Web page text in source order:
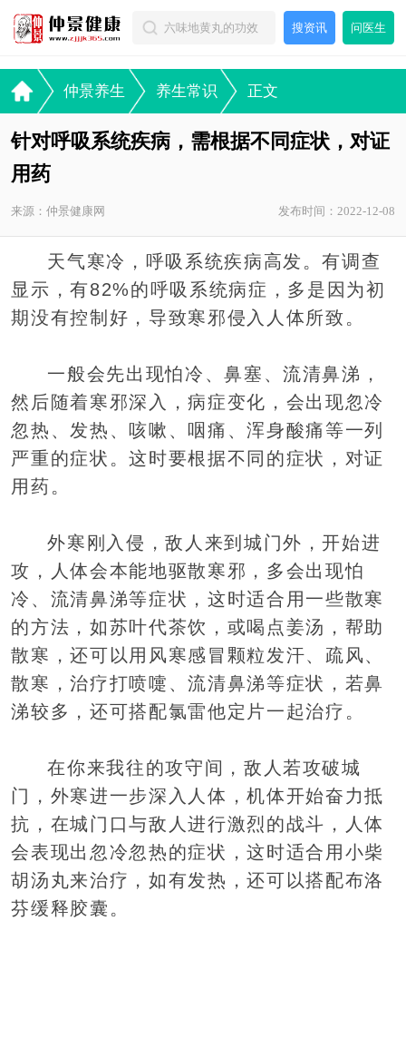
搜资讯 问医生
仲景养生 养生常识 正文
针对呼吸系统疾病，需根据不同症状，对证
用药
来源：仲景健康网 发布时间：2022-12-08
天气寒冷，呼吸系统疾病高发。有调查
显示，有82%的呼吸系统病症，多是因为初
期没有控制好，导致寒邪侵入人体所致。
一般会先出现怕冷、鼻塞、流清鼻涕，
然后随着寒邪深入，病症变化，会出现忽冷
忽热、发热、咳嗽、咽痛、浑身酸痛等一列
严重的症状。这时要根据不同的症状，对证
用药。
外寒刚入侵，敌人来到城门外，开始进
攻，人体会本能地驱散寒邪，多会出现怕
冷、流清鼻涕等症状，这时适合用一些散寒
的方法，如苏叶代茶饮，或喝点姜汤，帮助
散寒，还可以用风寒感冒颗粒发汗、疏风、
散寒，治疗打喷嚏、流清鼻涕等症状，若鼻
涕较多，还可搭配氯雷他定片一起治疗。
在你来我往的攻守间，敌人若攻破城
门，外寒进一步深入人体，机体开始奋力抵
抗，在城门口与敌人进行激烈的战斗，人体
会表现出忽冷忽热的症状，这时适合用小柴
胡汤丸来治疗，如有发热，还可以搭配布洛
芬缓释胶囊。